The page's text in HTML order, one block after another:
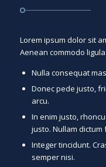
Lorem ipsum dolor sit
Aenean commodo
Nulla consequat
Donec pede justo,
arcu.
In enim justo,
justo. Nullam
Integer tincidunt.
semper nisi.